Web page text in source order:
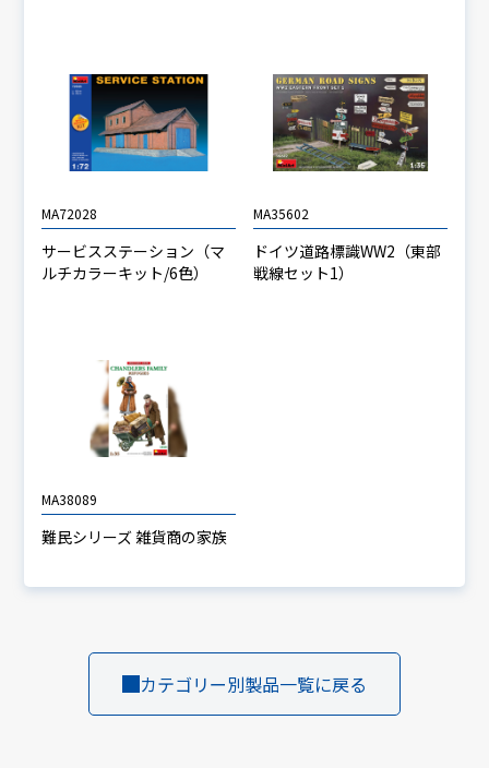
MA72028
サービスステーション（マ
ルチカラーキット/6色）
MA35602
ドイツ道路標識WW2（東部
戦線セット1）
MA38089
難民シリーズ 雑貨商の家族
カテゴリー別製品一覧に戻る